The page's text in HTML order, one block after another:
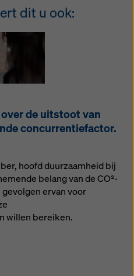
dit u ook:
de uitstoot van
concurrentiefactor.
hoofd duurzaamheid bij
belang van de CO²-
ervan voor
willen bereiken.